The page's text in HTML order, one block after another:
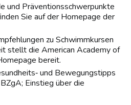
und Präventionsschwerpunkte
Sie auf der Homepage der
zu Schwimmkursen
stellt die American Academy of
bereit.
und Bewegungstipps
Einstieg über die